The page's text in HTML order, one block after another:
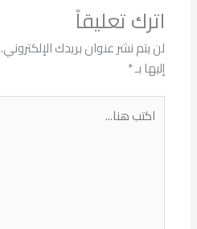
اترك تعليقاً
لن يتم نشر عنوان بريدك الإلكتروني.
إليها بـ*
اكتب
هنا...